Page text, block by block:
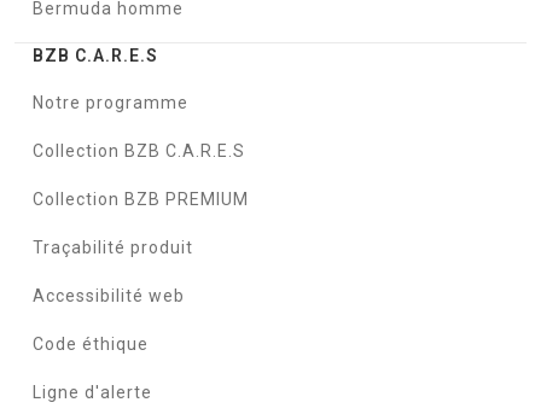
Bermuda homme
BZB C.A.R.E.S
Notre programme
Collection BZB C.A.R.E.S
Collection BZB PREMIUM
Traçabilité produit
Accessibilité web
Code éthique
Ligne d'alerte